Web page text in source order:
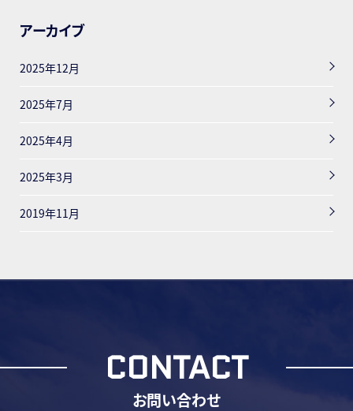
アーカイブ
2025年12月
2025年7月
2025年4月
2025年3月
2019年11月
CONTACT
お問い合わせ